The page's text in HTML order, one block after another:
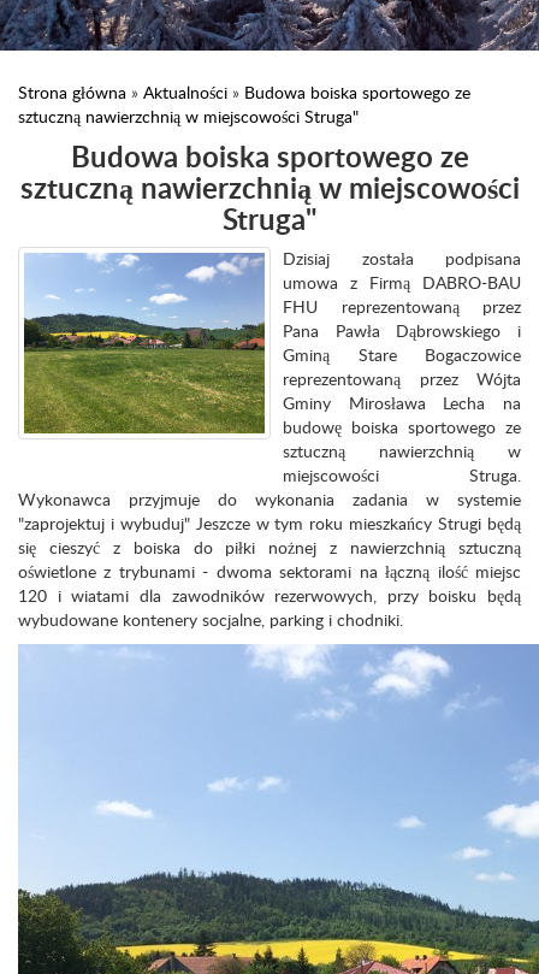
Strona główna » Aktualności » Budowa boiska sportowego ze
sztuczną nawierzchnią w miejscowości Struga"
Budowa boiska sportowego ze
sztuczną nawierzchnią w miejscowości
Struga"
Dzisiaj została podpisana
umowa z Firmą DABRO-BAU
FHU reprezentowaną przez
Pana Pawła Dąbrowskiego i
Gminą Stare Bogaczowice
reprezentowaną przez Wójta
Gminy Mirosława Lecha na
budowę boiska sportowego ze
sztuczną nawierzchnią w
miejscowości Struga.
Wykonawca przyjmuje do wykonania zadania w systemie
"zaprojektuj i wybuduj" Jeszcze w tym roku mieszkańcy Strugi będą
się cieszyć z boiska do piłki nożnej z nawierzchnią sztuczną
oświetlone z trybunami - dwoma sektorami na łączną ilość miejsc
120 i wiatami dla zawodników rezerwowych, przy boisku będą
wybudowane kontenery socjalne, parking i chodniki.